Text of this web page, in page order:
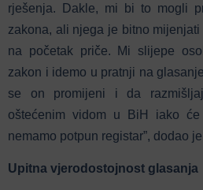
rješenja. Dakle, mi bi to mogli
zakona, ali njega je bitno
na početak priče. Mi slijepe
zakon i idemo u pratnji na
se on promijeni i da
oštećenim vidom u BiH iako
nemamo potpun registar”, dodao
Upitna vjerodostojnost glasanja